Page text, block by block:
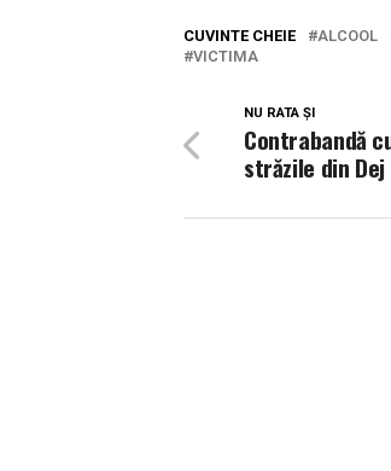
CUVINTE CHEIE ALCOOL
VICTIMA
NU RATA ȘI
Contrabandă
străzile din Dej